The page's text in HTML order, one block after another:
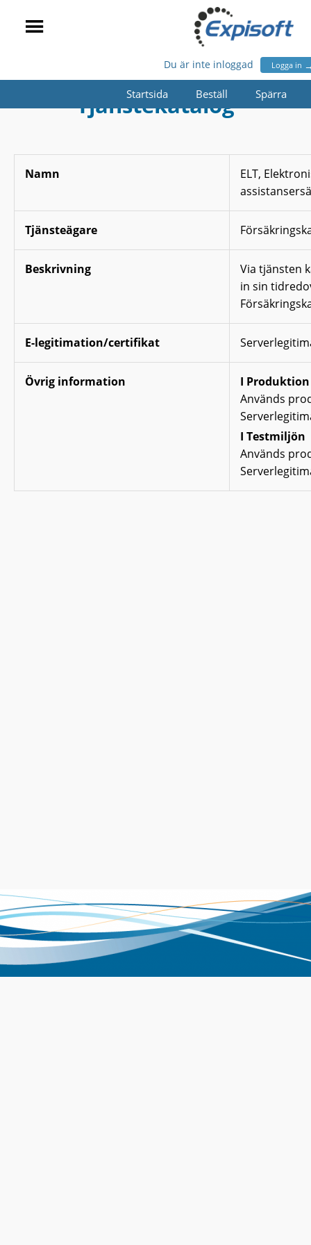
Du är inte inloggad Logga in
Startsida Beställ Spärra
Tjänstekatalog
Namn
ELT,
Tjänsteägare
Beskrivning
Via tjänsten
in sin
E-legitimation/certifikat
Övrig information
I Produktion
Används
I Testmiljön
Används